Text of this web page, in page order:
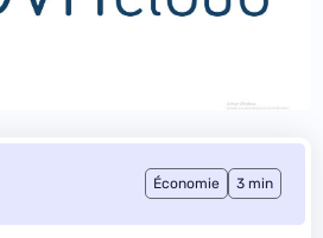
Économie 3 min